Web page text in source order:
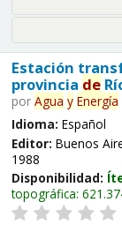
Estación
provincia de
por Agua y Energía
Idioma: Español
Editor: Buenos
1988
Disponibilidad:
topográfica: